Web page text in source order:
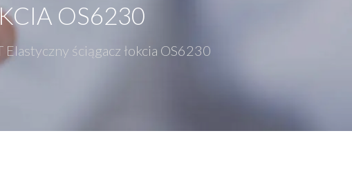
OS6230
Elastyczny ściągacz łokcia OS6230